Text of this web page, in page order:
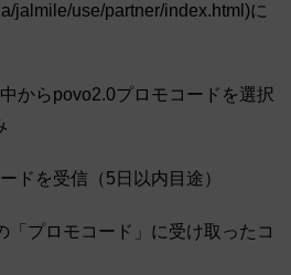
jalmile/use/partner/index.html)に
からpovo2.0プロモコードを選択
ドを受信（5日以内目途）
「プロモコード」に受け取ったコ